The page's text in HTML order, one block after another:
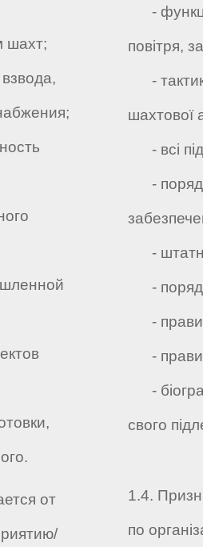
шахт;
от
-
повітря,
-
шахтової
- всі
-
- штатну
-
-
-
-
свого
1.4.
по